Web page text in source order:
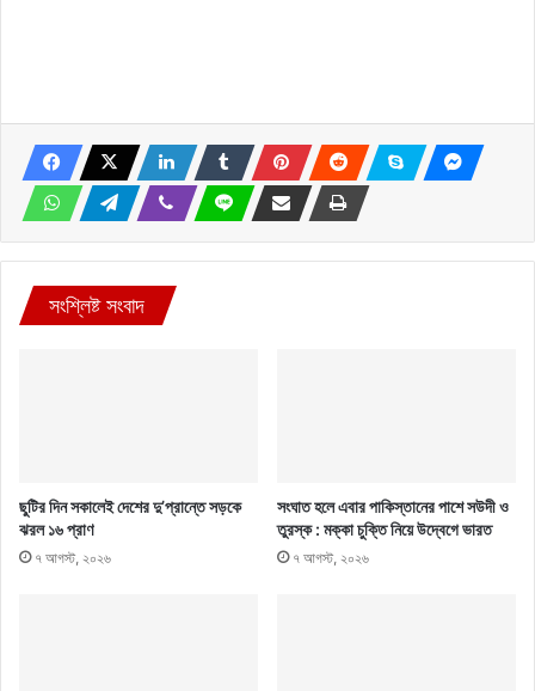
সংশ্লিষ্ট সংবাদ
ছুটির দিন সকালেই দেশের দু’প্রান্তে সড়কে
ঝরল ১৬ প্রাণ
৭ আগস্ট, ২০২৬
সংঘাত হলে এবার পাকিস্তানের পাশে সউদী ও
তুরস্ক : মক্কা চুক্তি নিয়ে উদ্বেগে ভারত
৭ আগস্ট, ২০২৬